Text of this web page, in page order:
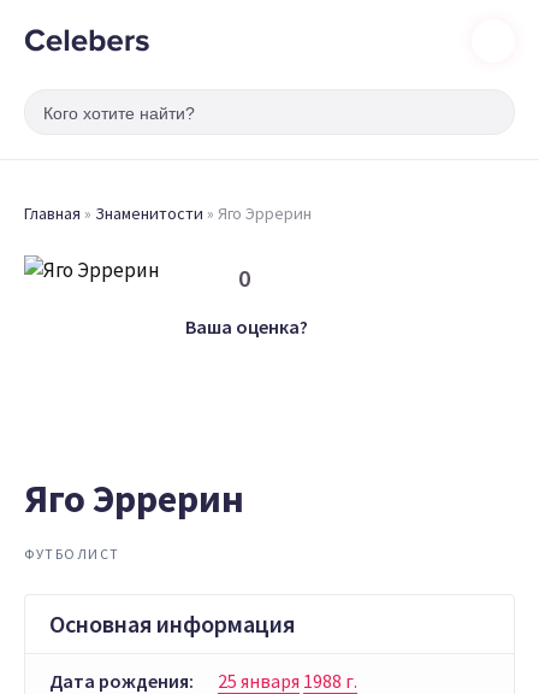
Главная » Знаменитости » Яго Эррерин
0
Ваша оценка?
Яго Эррерин
ФУТБОЛИСТ
Основная информация
Дата рождения: 25 января 1988 г.